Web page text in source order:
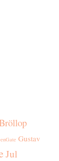
Gustav
Jul